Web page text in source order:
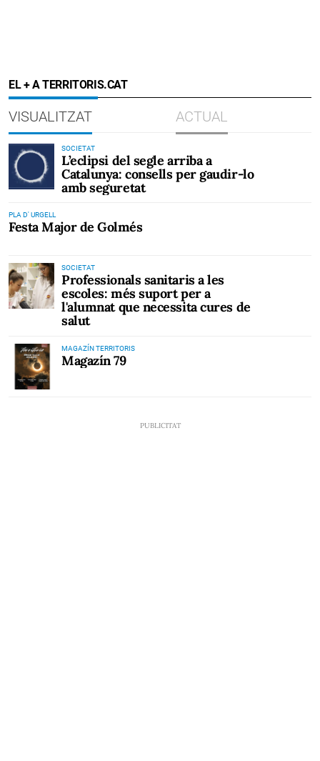
EL + A TERRITORIS.CAT
VISUALITZAT ACTUAL
SOCIETAT
L’eclipsi del segle arriba a
Catalunya: consells per gaudir-lo
amb seguretat
PLA D' URGELL
Festa Major de Golmés
SOCIETAT
Professionals sanitaris a les
escoles: més suport per a
l'alumnat que necessita cures de
salut
MAGAZÍN TERRITORIS
Magazín 79